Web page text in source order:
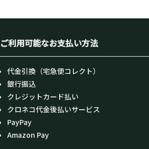
ご利用可能なお支払い方法
代金引換（宅急便コレクト）
銀行振込
クレジットカード払い
クロネコ代金後払いサービス
PayPay
Amazon Pay